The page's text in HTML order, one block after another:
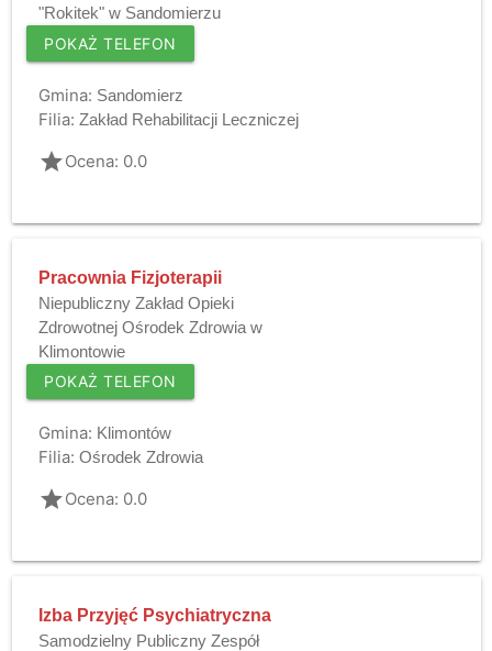
"Rokitek" w Sandomierzu
POKAŻ TELEFON
Gmina: Sandomierz
Filia: Zakład Rehabilitacji Leczniczej
gradeOcena: 0.0
Pracownia Fizjoterapii
Niepubliczny Zakład Opieki
Zdrowotnej Ośrodek Zdrowia w
Klimontowie
POKAŻ TELEFON
Gmina: Klimontów
Filia: Ośrodek Zdrowia
gradeOcena: 0.0
Izba Przyjęć Psychiatryczna
Samodzielny Publiczny Zespół